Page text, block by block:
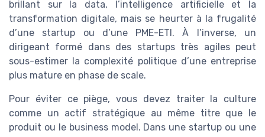
brillant sur la data, l’intelligence artificielle et la
transformation digitale, mais se heurter à la frugalité
d’une startup ou d’une PME-ETI. À l’inverse, un
dirigeant formé dans des startups très agiles peut
sous-estimer la complexité politique d’une entreprise
plus mature en phase de scale.
Pour éviter ce piège, vous devez traiter la culture
comme un actif stratégique au même titre que le
produit ou le business model. Dans une startup ou une